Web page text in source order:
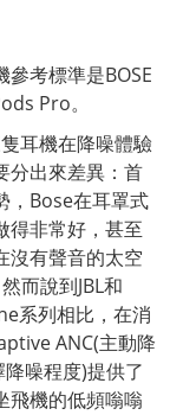
考標準是BOSE
Pro。
耳機在降噪體驗
分出來差異：首
，Bose在耳罩式
得非常好，甚至
沒有聲音的太空
而說到JBL和
系列相比，在消
ANC(主動降
噪程度)提供了
飛機的低頻嗡嗡